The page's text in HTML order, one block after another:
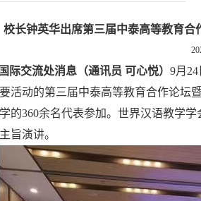
校长钟英华出席第三届中泰高等教育
国际交流处消息（通讯员 可心悦）9月
活动的第三届中泰高等教育合作论坛
的360余名代表参加。世界汉语教学
旨演讲。